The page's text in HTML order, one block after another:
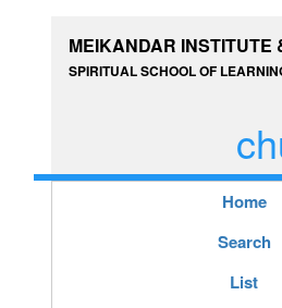
MEIKANDAR INSTITUTE
SPIRITUAL SCHOOL OF
Home
Search
List